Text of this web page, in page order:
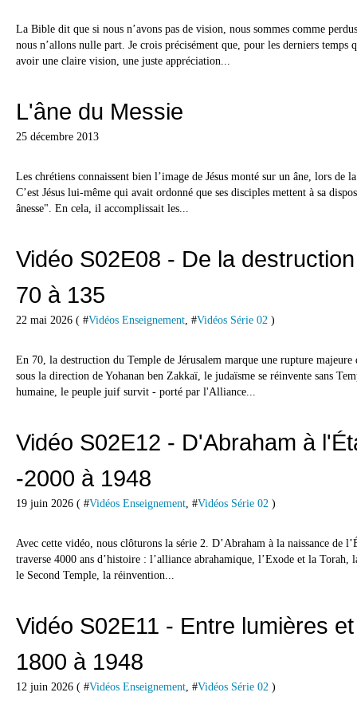
La Bible dit que si nous n’avons pas de vision, nous sommes comme
nous n’allons nulle part. Je crois précisément que, pour les derniers temps
avoir une claire vision, une juste appréciation...
L'âne du Messie
25 décembre 2013
Les chrétiens connaissent bien l’image de Jésus monté sur un âne, lors de
C’est Jésus lui-même qui avait ordonné que ses disciples mettent à sa
ânesse". En cela, il accomplissait les...
Vidéo S02E08 - De la
70 à 135
22 mai 2026 ( #Vidéos Enseignement, #Vidéos Série 02 )
En 70, la destruction du Temple de Jérusalem marque une rupture
sous la direction de Yohanan ben Zakkaï, le judaïsme se réinvente sans
humaine, le peuple juif survit - porté par l'Alliance...
Vidéo S02E12 - D'Abraham à
-2000 à 1948
19 juin 2026 ( #Vidéos Enseignement, #Vidéos Série 02 )
Avec cette vidéo, nous clôturons la série 2. D’Abraham à la naissance de
traverse 4000 ans d’histoire : l’alliance abrahamique, l’Exode et la
le Second Temple, la réinvention...
Vidéo S02E11 - Entre lumières
1800 à 1948
12 juin 2026 ( #Vidéos Enseignement, #Vidéos Série 02 )